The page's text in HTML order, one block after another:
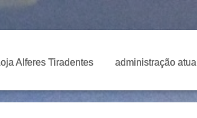
Alferes Tiradentes administração atual